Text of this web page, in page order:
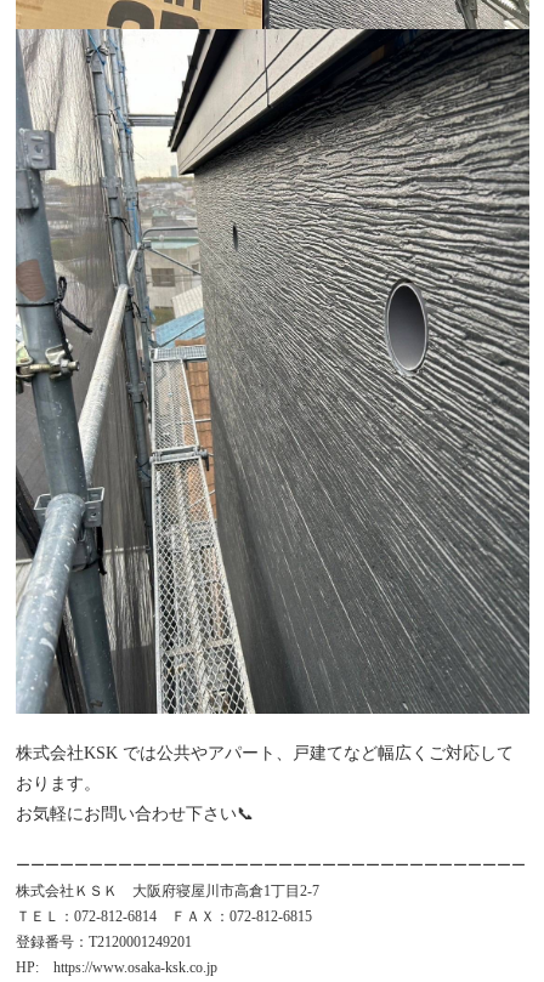
株式会社KSK では公共やアパート、戸建てなど幅広くご対応して
おります。
お気軽にお問い合わせ下さい📞
ーーーーーーーーーーーーーーーーーーーーーーーーーーーーーーーーーーー
株式会社ＫＳＫ 大阪府寝屋川市高倉1丁目2-7
ＴＥＬ：072-812-6814 ＦＡＸ：072-812-6815
登録番号：T2120001249201
HP: https://www.osaka-ksk.co.jp